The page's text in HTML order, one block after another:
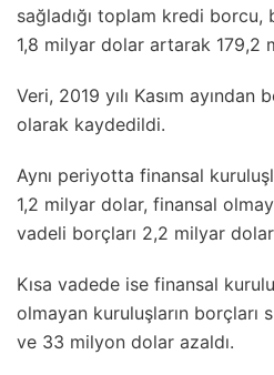
sağladığı toplam kredi
1,8 milyar dolar artarak 179,2
Veri, 2019 yılı Kasım
olarak kaydedildi.
Aynı periyotta finansal
1,2 milyar dolar, finansal
vadeli borçları 2,2 milyar
Kısa vadede ise finansal
olmayan kuruluşların borçları
ve 33 milyon dolar azaldı.